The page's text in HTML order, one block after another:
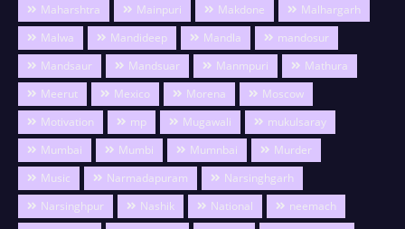
Maharshtra
Mainpuri Makdone
Malhargarh
Malwa
Mandideep Mandla
mandosur
Mandsaur
Mandsuar Manmpuri
Mathura
Meerut
Mexico Morena
Moscow
Motivation
mp Mugawali
mukulsaray
Mumbai
Mumbi Mumnbai
Murder
Music
Narmadapuram
Narsinghgarh
Narsinghpur
Nashik National
neemach